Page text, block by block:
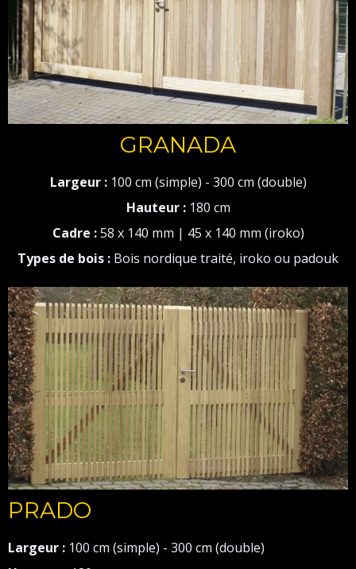
GRANADA
Largeur : 100 cm (simple) - 300 cm (double)
Hauteur : 180 cm
Cadre :58 x 140 mm | 45 x 140 mm (iroko)
Types de bois : Bois nordique traité, iroko ou padouk
PRADO
Largeur : 100 cm (simple) - 300 cm (double)